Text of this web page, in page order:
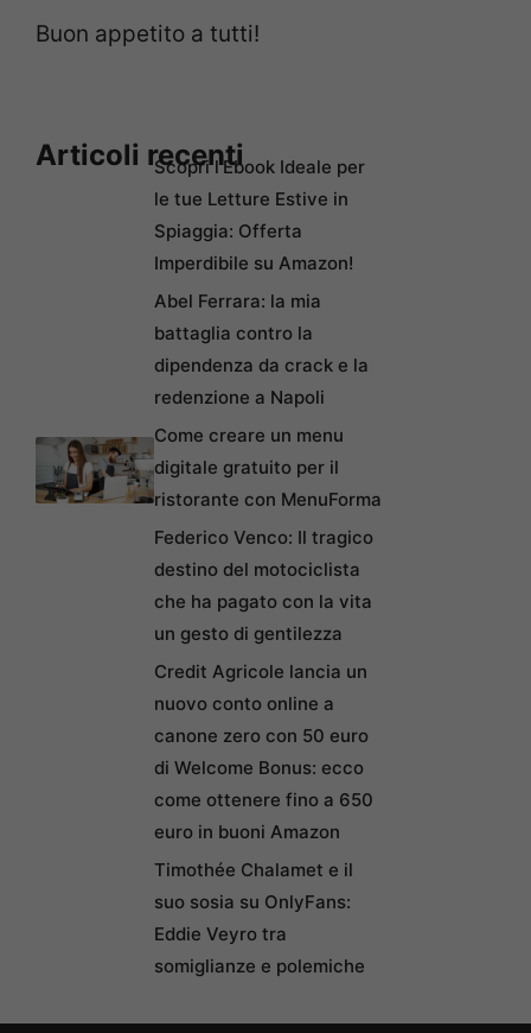
Buon appetito a tutti!
Articoli recentiScopri l’Ebook Ideale per
le tue Letture Estive in
Spiaggia: Offerta
Imperdibile su Amazon!
Abel Ferrara: la mia
battaglia contro la
dipendenza da crack e la
redenzione a Napoli
Come creare un menu
digitale gratuito per il
ristorante con MenuForma
Federico Venco: Il tragico
destino del motociclista
che ha pagato con la vita
un gesto di gentilezza
Credit Agricole lancia un
nuovo conto online a
canone zero con 50 euro
di Welcome Bonus: ecco
come ottenere fino a 650
euro in buoni Amazon
Timothée Chalamet e il
suo sosia su OnlyFans:
Eddie Veyro tra
somiglianze e polemiche